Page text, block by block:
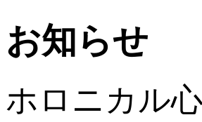
お知らせ
ホロニカル